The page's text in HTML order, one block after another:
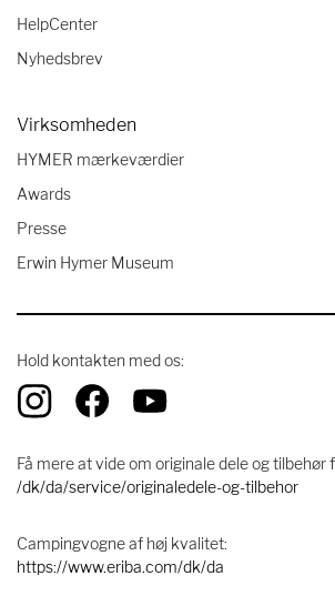
HelpCenter
Nyhedsbrev
Virksomheden
HYMER mærkeværdier
Awards
Presse
Erwin Hymer Museum
Hold kontakten med os:
Få mere at vide om originale dele og tilbehør
/dk/da/service/originaledele-og-tilbehor
Campingvogne af høj kvalitet:
https://www.eriba.com/dk/da